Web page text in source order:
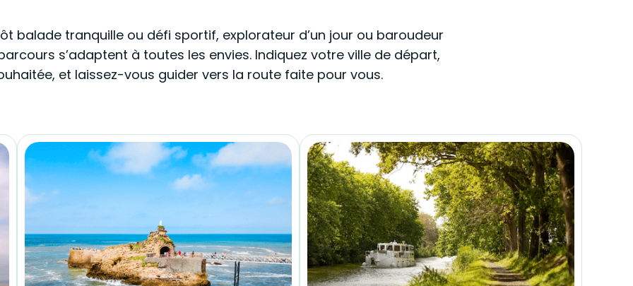
balade tranquille ou défi sportif, explorateur d’un jour ou baroudeur
s’adaptent à toutes les envies. Indiquez votre ville de départ,
et laissez-vous guider vers la route faite pour vous.